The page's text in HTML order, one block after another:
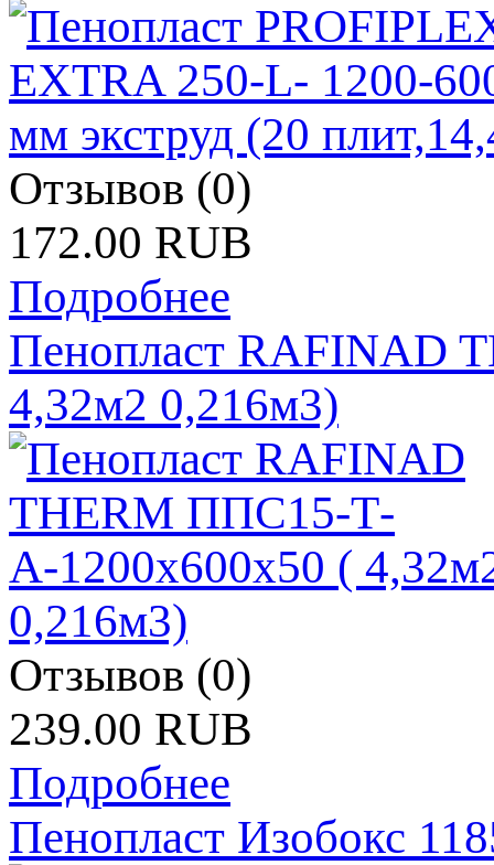
Отзывов (0)
172.00 RUB
Подробнее
Пенопласт RAFINAD
4,32м2 0,216м3)
Отзывов (0)
239.00 RUB
Подробнее
Пенопласт Изобокс